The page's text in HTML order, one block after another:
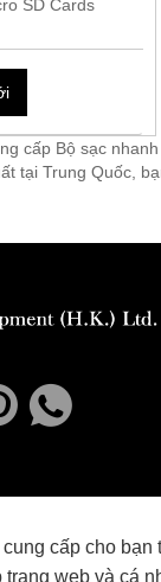
SD Cards
cấp Bộ sạc
tại Trung Quốc,
cấp cho bạn
web và cá